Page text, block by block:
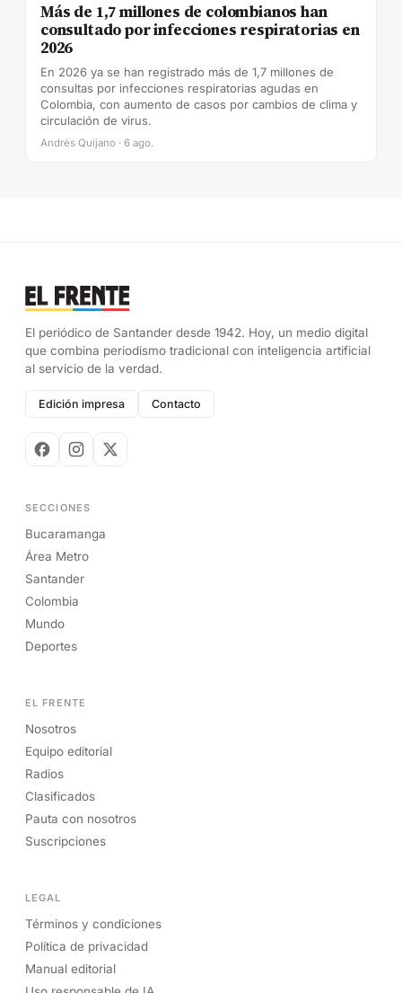
Más de 1,7 millones de colombianos han
consultado por infecciones respiratorias en
2026
En 2026 ya se han registrado más de 1,7 millones de
consultas por infecciones respiratorias agudas en
Colombia, con aumento de casos por cambios de clima y
circulación de virus.
Andrés Quijano · 6 ago.
El periódico de Santander desde 1942. Hoy, un medio digital
que combina periodismo tradicional con inteligencia artificial
al servicio de la verdad.
Edición impresa Contacto
SECCIONES
Bucaramanga
Área Metro
Santander
Colombia
Mundo
Deportes
EL FRENTE
Nosotros
Equipo editorial
Radios
Clasificados
Pauta con nosotros
Suscripciones
LEGAL
Términos y condiciones
Política de privacidad
Manual editorial